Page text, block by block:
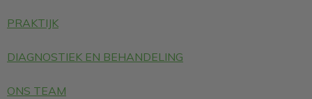
PRAKTIJK
DIAGNOSTIEK EN BEHANDELING
ONS TEAM